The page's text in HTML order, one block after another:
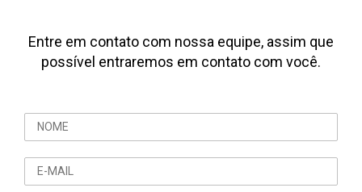
Entre em contato com nossa equipe, assim que
possível entraremos em contato com você.